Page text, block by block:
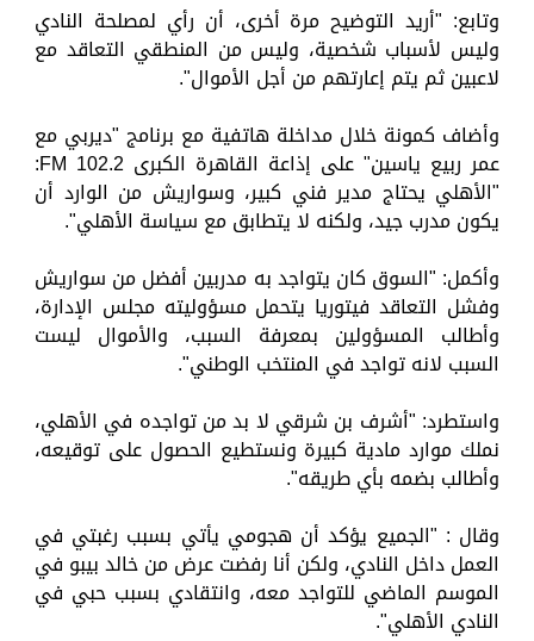
وتابع: "أريد التوضيح مرة أخرى، أن رأي لمصلحة النادي
وليس لأسباب شخصية، وليس من المنطقي التعاقد مع
لاعبين ثم يتم إعارتهم من أجل الأموال".
وأضاف كمونة خلال مداخلة هاتفية مع برنامج "ديربي مع
عمر ربيع ياسين" على إذاعة القاهرة الكبرى 102.2 FM:
"الأهلي يحتاج مدير فني كبير، وسواريش من الوارد أن
يكون مدرب جيد، ولكنه لا يتطابق مع سياسة الأهلي".
وأكمل: "السوق كان يتواجد به مدربين أفضل من سواريش
وفشل التعاقد فيتوريا يتحمل مسؤوليته مجلس الإدارة،
وأطالب المسؤولين بمعرفة السبب، والأموال ليست
السبب لانه تواجد في المنتخب الوطني".
واستطرد: "أشرف بن شرقي لا بد من تواجده في الأهلي،
نملك موارد مادية كبيرة ونستطيع الحصول على توقيعه،
وأطالب بضمه بأي طريقه".
وقال : "الجميع يؤكد أن هجومي يأتي بسبب رغبتي في
العمل داخل النادي، ولكن أنا رفضت عرض من خالد بيبو في
الموسم الماضي للتواجد معه، وانتقادي بسبب حبي في
النادي الأهلي".